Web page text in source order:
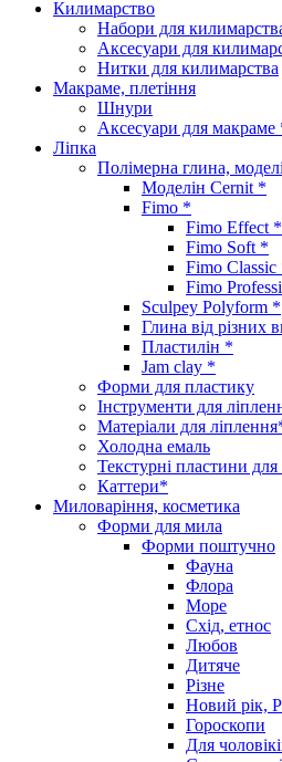
Килимарство
Набори для
Аксесуари для
Нитки для килимарства
Макраме, плетіння
Шнури
Аксесуари для макраме
Ліпка
Полімерна глина,
Моделін Cernit *
Fimo *
Fimo Effect *
Fimo Soft *
Fimo Classic
Fimo
Sculpey Polyform *
Глина від різних
Пластилін *
Jam clay *
Форми для пластику
Інструменти для
Матеріали для
Холодна емаль
Текстурні пластини
Каттери*
Миловаріння, косметика
Форми для мила
Форми поштучно
Фауна
Флора
Море
Схід, етнос
Любов
Дитяче
Різне
Новий рік,
Гороскопи
Для